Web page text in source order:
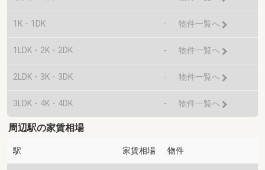
1K・1DK - 物件一覧へ
1LDK・2K・2DK - 物件一覧へ
2LDK・3K・3DK - 物件一覧へ
3LDK・4K・4DK - 物件一覧へ
周辺駅の家賃相場
駅 家賃相場 物件